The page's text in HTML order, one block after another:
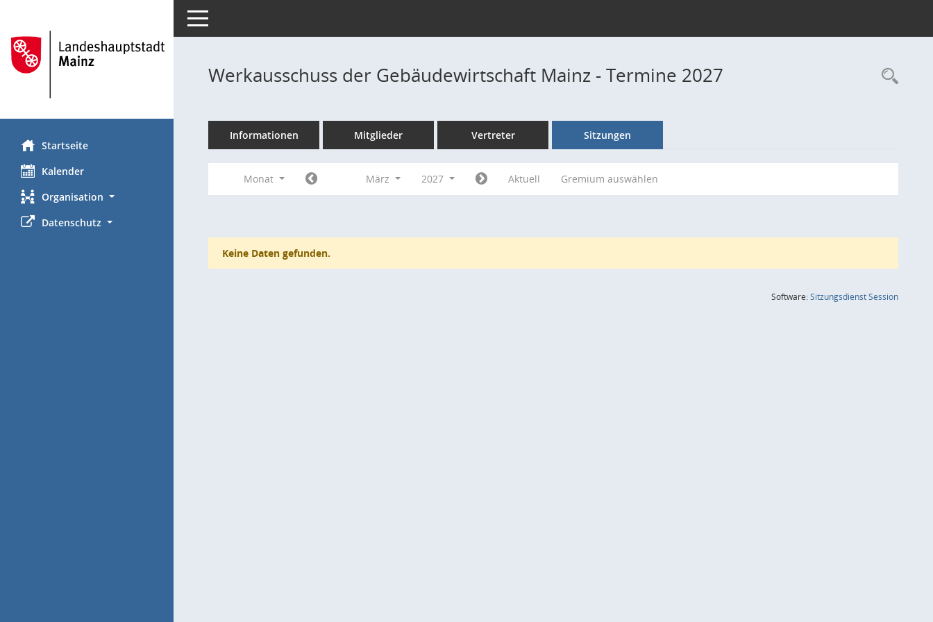
Startseite
Kalender
Organisation
Datenschutz
Toggle navigation
Werkausschuss der Gebäudewirtschaft Mainz - Termine 2027
Informationen Mitglieder Vertreter Sitzungen
Monat März 2027 Aktuell Gremium auswählen
Keine Daten gefunden.
Software:SitzungsdienstSession(Wird in